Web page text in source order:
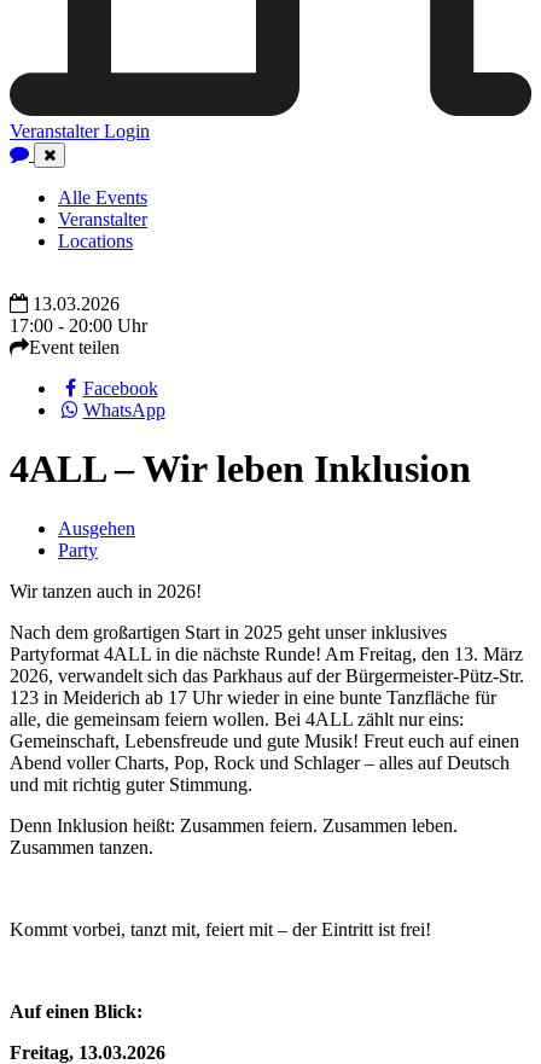
Veranstalter Login
Close
Navigation
Alle Events
Veranstalter
Locations
13.03.2026
17:00 - 20:00 Uhr
Event teilen
Facebook
WhatsApp
4ALL – Wir leben Inklusion
Ausgehen
Party
Wir tanzen auch in 2026!
Nach dem großartigen Start in 2025 geht unser inklusives
Partyformat 4ALL in die nächste Runde! Am Freitag, den 13. März
2026, verwandelt sich das Parkhaus auf der Bürgermeister-Pütz-Str.
123 in Meiderich ab 17 Uhr wieder in eine bunte Tanzfläche für
alle, die gemeinsam feiern wollen. Bei 4ALL zählt nur eins:
Gemeinschaft, Lebensfreude und gute Musik! Freut euch auf einen
Abend voller Charts, Pop, Rock und Schlager – alles auf Deutsch
und mit richtig guter Stimmung.
Denn Inklusion heißt: Zusammen feiern. Zusammen leben.
Zusammen tanzen.
Kommt vorbei, tanzt mit, feiert mit – der Eintritt ist frei!
Auf einen Blick:
Freitag, 13.03.2026